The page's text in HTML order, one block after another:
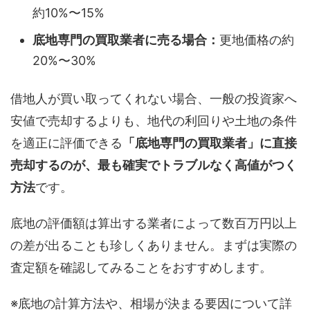
約10%〜15%
底地専門の買取業者に売る場合： 更地価格の約
20%〜30%
借地人が買い取ってくれない場合、一般の投資家へ
安値で売却するよりも、地代の利回りや土地の条件
を適正に評価できる 「底地専門の買取業者」に直接
売却するのが、最も確実でトラブルなく高値がつく
方法です。
底地の評価額は算出する業者によって数百万円以上
の差が出ることも珍しくありません。まずは実際の
査定額を確認してみることをおすすめします。
※底地の計算方法や、相場が決まる要因について詳